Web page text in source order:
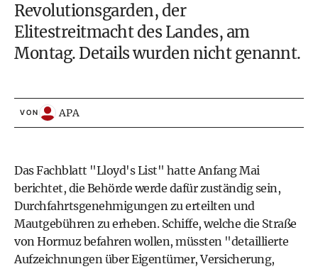
Revolutionsgarden, der
Elitestreitmacht des Landes, am
Montag. Details wurden nicht genannt.
VON APA
Das Fachblatt "Lloyd's List" hatte Anfang Mai
berichtet, die Behörde werde dafür zuständig sein,
Durchfahrtsgenehmigungen zu erteilten und
Mautgebühren zu erheben. Schiffe, welche die Straße
von Hormuz befahren wollen, müssten "detaillierte
Aufzeichnungen über Eigentümer, Versicherung,